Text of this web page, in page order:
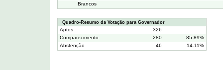
Brancos
Quadro-Resumo da Votação para Governador
Aptos
326
Comparecimento
280
85.89%
Abstenção
46 14.11%